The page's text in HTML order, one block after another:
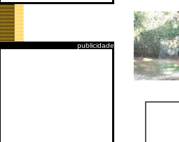
publicidade